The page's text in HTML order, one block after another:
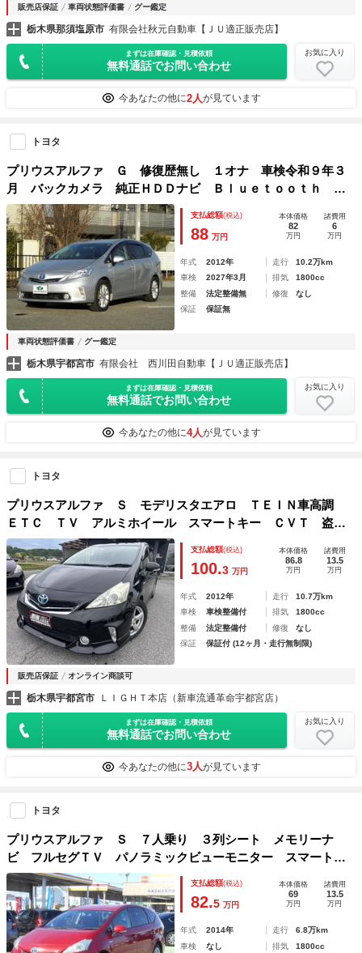
販売店保証 車両状態評価書 グー鑑定
栃木県那須塩原市 有限会社秋元自動車【ＪＵ適正販売店】
まずは在庫確認・見積依頼
無料通話でお問い合わせ
お気に入り
今あなたの他に2人が見ています
トヨタ
プリウスアルファ Ｇ 修復歴無し １オナ 車検令和９年３
月 バックカメラ 純正ＨＤＤナビ Ｂｌｕｅｔｏｏｔｈ フ
ルセグＴＶ ＤＶＤ ＣＤ録音 クルコン スマートキー２
個 ヨコハマブルーアース４シーズンタイヤ ５人乗 ＥＴＣ
支払総額(税込)
88 万円
本体価格
82
万円
諸費用
6
万円
年式 2012年 走行
10.2万km
車検
2027年3月 排気
1800cc
整備
法定整備無 修復
なし
保証
保証無
車両状態評価書 グー鑑定
栃木県宇都宮市 有限会社 西川田自動車【ＪＵ適正販売店】
まずは在庫確認・見積依頼
無料通話でお問い合わせ
お気に入り
今あなたの他に4人が見ています
トヨタ
プリウスアルファ Ｓ モデリスタエアロ ＴＥＩＮ車高調
ＥＴＣ ＴＶ アルミホイール スマートキー ＣＶＴ 盗難
防止システム 衝突安全ボディ ＡＢＳ ＣＤ エアコン パ
ワーステアリング パワーウィンドウ
支払総額(税込)
100.3 万円
本体価格
86.8
万円
諸費用
13.5
万円
年式 2012年 走行
10.7万km
車検
車検整備付 排気
1800cc
整備
法定整備付 修復
なし
保証
保証付 (12ヶ月・走行無制限)
販売店保証 オンライン商談可
栃木県宇都宮市 ＬＩＧＨＴ本店（新車流通革命宇都宮店）
まずは在庫確認・見積依頼
無料通話でお問い合わせ
お気に入り
今あなたの他に3人が見ています
トヨタ
プリウスアルファ Ｓ ７人乗り ３列シート メモリーナ
ビ フルセグＴＶ パノラミックビューモニター スマートキ
ー プッシュスタート Ｂｌｕｅｔｏｏｔｈ 全方位モニタ
ー ＥＴＣ オートエアコン
支払総額(税込)
82.5 万円
本体価格
69
万円
諸費用
13.5
万円
年式 2014年 走行
6.8万km
車検
なし 排気
1800cc